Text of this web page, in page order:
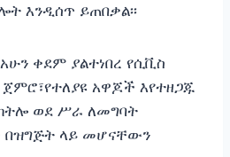
እንዲሰጥ ይጠበቃል፡፡
ቀደም ያልተነበረ የሲቪስ
አዋጆች እየተዘጋጁ
ወደ ሥራ ለመግባት
ላይ መሆናቸውን